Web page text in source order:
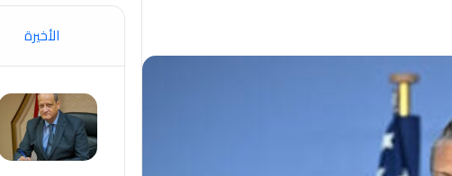
الأخيرة